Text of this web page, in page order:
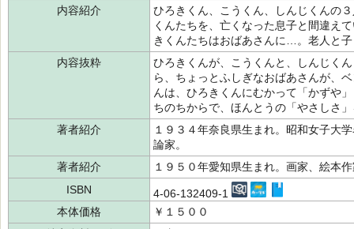
内容紹介
ひろきくん、こうくん、しんじくんの
くんたちを、亡くなった息子と間違え
きくんたちはおばあさんに…。老人と
内容抜粋
ひろきくんが、こうくんと、しんじく
ら、ちょっとふしぎなおばあさんが、
んは、ひろきくんにむかって「かずや
ちのちからで、ほんとうの「やさしさ
著者紹介
１９３４年奈良県生まれ。昭和女子大
論家。
著者紹介
１９５０年愛知県生まれ。画家、絵本
ISBN
4-06-132409-1
本体価格
￥１５００